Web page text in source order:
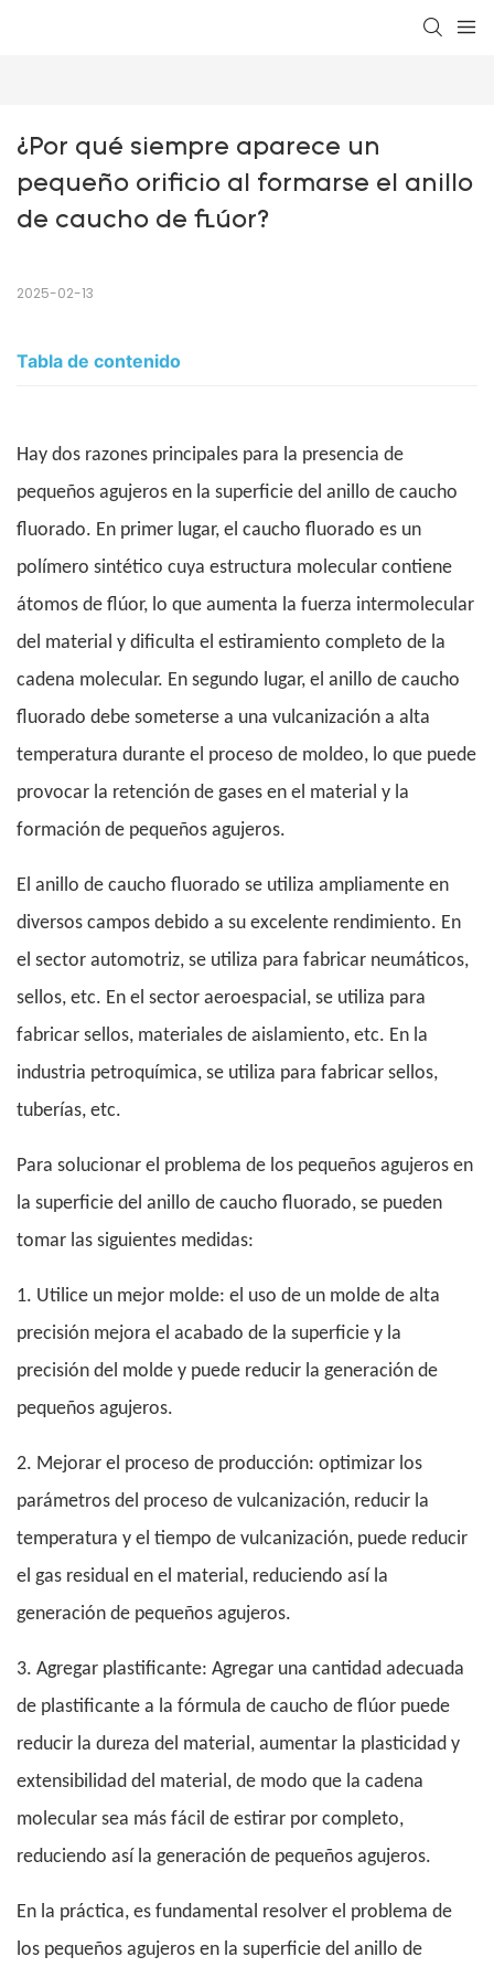
¿Por qué siempre aparece un
pequeño orificio al formarse el anillo
de caucho de flúor?
2025-02-13
Tabla de contenido
Hay dos razones principales para la presencia de
pequeños agujeros en la superficie del anillo de caucho
fluorado. En primer lugar, el caucho fluorado es un
polímero sintético cuya estructura molecular contiene
átomos de flúor, lo que aumenta la fuerza intermolecular
del material y dificulta el estiramiento completo de la
cadena molecular. En segundo lugar, el anillo de caucho
fluorado debe someterse a una vulcanización a alta
temperatura durante el proceso de moldeo, lo que puede
provocar la retención de gases en el material y la
formación de pequeños agujeros.
El anillo de caucho fluorado se utiliza ampliamente en
diversos campos debido a su excelente rendimiento. En
el sector automotriz, se utiliza para fabricar neumáticos,
sellos, etc. En el sector aeroespacial, se utiliza para
fabricar sellos, materiales de aislamiento, etc. En la
industria petroquímica, se utiliza para fabricar sellos,
tuberías, etc.
Para solucionar el problema de los pequeños agujeros en
la superficie del anillo de caucho fluorado, se pueden
tomar las siguientes medidas:
1. Utilice un mejor molde: el uso de un molde de alta
precisión mejora el acabado de la superficie y la
precisión del molde y puede reducir la generación de
pequeños agujeros.
2. Mejorar el proceso de producción: optimizar los
parámetros del proceso de vulcanización, reducir la
temperatura y el tiempo de vulcanización, puede reducir
el gas residual en el material, reduciendo así la
generación de pequeños agujeros.
3. Agregar plastificante: Agregar una cantidad adecuada
de plastificante a la fórmula de caucho de flúor puede
reducir la dureza del material, aumentar la plasticidad y
extensibilidad del material, de modo que la cadena
molecular sea más fácil de estirar por completo,
reduciendo así la generación de pequeños agujeros.
En la práctica, es fundamental resolver el problema de
los pequeños agujeros en la superficie del anillo de